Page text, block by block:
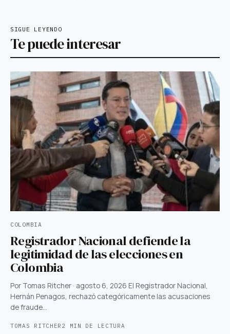
SIGUE LEYENDO
Te puede interesar
COLOMBIA
Registrador Nacional defiende la
legitimidad de las elecciones en
Colombia
Por Tomas Ritcher · agosto 6, 2026 El Registrador Nacional,
Hernán Penagos, rechazó categóricamente las acusaciones
de fraude…
TOMAS RITCHER 2 MIN DE LECTURA